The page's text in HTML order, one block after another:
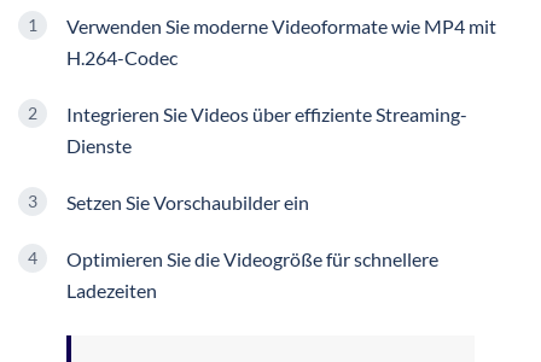
Verwenden Sie moderne Videoformate wie MP4 mit
H.264-Codec
Integrieren Sie Videos über effiziente Streaming-
Dienste
Setzen Sie Vorschaubilder ein
Optimieren Sie die Videogröße für schnellere
Ladezeiten